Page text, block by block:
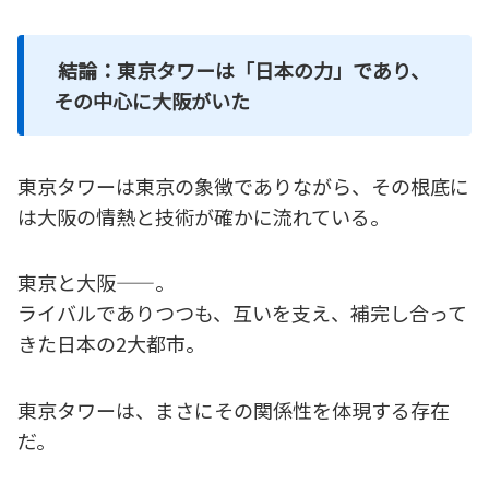
結論：東京タワーは「日本の力」であり、
その中心に大阪がいた
東京タワーは東京の象徴でありながら、その根底に
は大阪の情熱と技術が確かに流れている。
東京と大阪——。
ライバルでありつつも、互いを支え、補完し合って
きた日本の2大都市。
東京タワーは、まさにその関係性を体現する存在
だ。